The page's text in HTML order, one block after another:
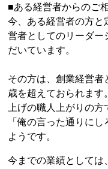
■ある経営者からのご
今、ある経営者の方と
営者としてのリーダー
だいています。
その方は、創業経営
歳を超えておられます
上げの職人上がりの
「俺の言った通りに
ようです。
今までの業績としては